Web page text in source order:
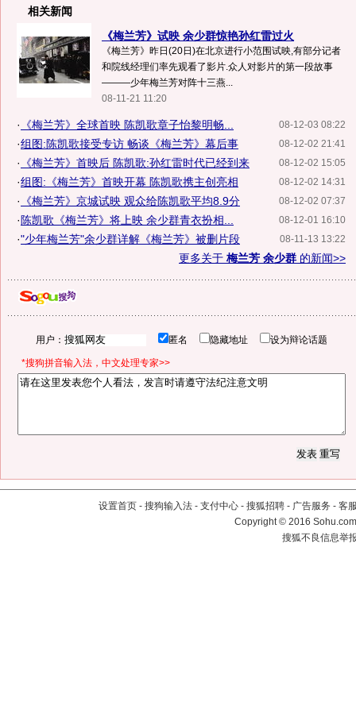
相关新闻
《梅兰芳》试映 余少群惊艳孙红雷过火
《梅兰芳》昨日(20日)在北京进行小范围试映,有部分记者
和院线经理们率先观看了影片.众人对影片的第一段故事
———少年梅兰芳对阵十三燕...
08-11-21 11:20
08-12-03 08:22
· 《梅兰芳》全球首映 陈凯歌章子怡黎明畅...
08-12-02 21:41
·组图:陈凯歌接受专访 畅谈《梅兰芳》幕后事
08-12-02 15:05
· 《梅兰芳》首映后 陈凯歌:孙红雷时代已经到来
08-12-02 14:31
·组图:《梅兰芳》首映开幕 陈凯歌携主创亮相
08-12-02 07:37
· 《梅兰芳》京城试映 观众给陈凯歌平均8.9分
08-12-01 16:10
· 陈凯歌《梅兰芳》将上映 余少群青衣扮相...
08-11-13 13:22
·"少年梅兰芳"余少群详解《梅兰芳》被删片段
更多关于 梅兰芳 余少群 的新闻>>
用户： 匿名 隐藏地址 设为辩论话题
*搜狗拼音输入法，中文处理专家>>
设置首页 - 搜狗输入法 - 支付中心 - 搜狐招聘 - 广告服务 - 客
Copyright©2016
搜狐不良信息举